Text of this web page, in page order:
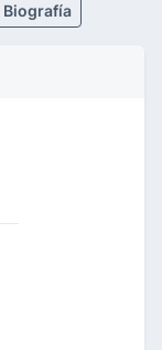
Biografía